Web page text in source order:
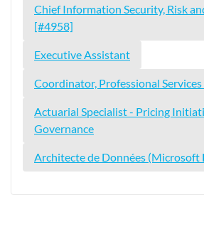
Chief Information Security, Risk
[#4958]
Executive Assistant
Coordinator, Professional
Actuarial Specialist - Pricing
Governance
Architecte de Données (Microsoft